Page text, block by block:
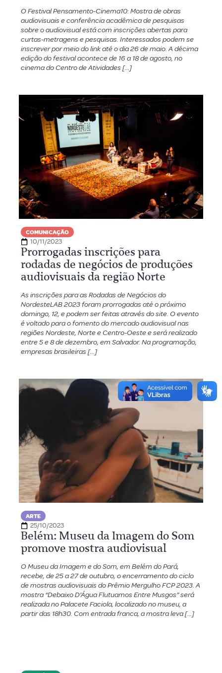
O Festival Pensamento-Cinema10: Mostra de obras
audiovisuais e conferência acadêmica de pesquisas
sobre o audiovisual está com inscrições abertas para
curtas-metragens e pesquisas. Interessados podem se
inscrever por meio do link até o dia 26 de maio. A décima
edição do festival acontece de 16 a 18 de agosto, no
cinema do Centro de Atividades […]
COMUNICAÇÃO
10/11/2023
Prorrogadas inscrições para
rodadas de negócios de produções
audiovisuais da região Norte
As inscrições para as Rodadas de Negócios do
NordesteLAB 2023 foram prorrogadas até o próximo
domingo, 12, e podem ser feitas através do site. O evento
é voltado para o fomento do mercado audiovisual nas
regiões Nordeste, Norte e Centro-Oeste e será realizado
entre 5 e 8 de dezembro, em Salvador. Na programação,
empresas brasileiras […]
ARTE
25/10/2023
Belém: Museu da Imagem do Som
promove mostra audiovisual
O Museu da Imagem e do Som, em Belém do Pará,
recebe, de 25 a 27 de outubro, o encerramento do ciclo
de mostras audiovisuais do Prêmio Mergulho FCP 2023. A
mostra “Debaixo D’Água Flutuamos Entre Musgos” será
realizada no Palacete Faciola, localizado no museu, a
partir das 18h30. Com entrada franca, a mostra leva […]